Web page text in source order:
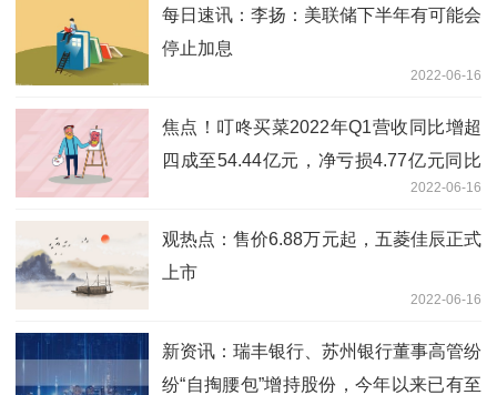
每日速讯：李扬：美联储下半年有可能会
停止加息
2022-06-16
焦点！叮咚买菜2022年Q1营收同比增超
四成至54.44亿元，净亏损4.77亿元同比
2022-06-16
观热点：售价6.88万元起，五菱佳辰正式
上市
2022-06-16
新资讯：瑞丰银行、苏州银行董事高管纷
纷“自掏腰包”增持股份，今年以来已有至